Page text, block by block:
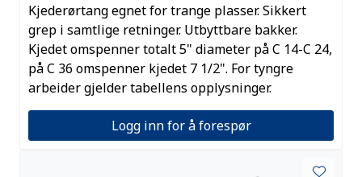
Kjederørtang egnet for trange plasser. Sikkert
grep i samtlige retninger. Utbyttbare bakker.
Kjedet omspenner totalt 5" diameter på C 14-C 24,
på C 36 omspenner kjedet 7 1/2". For tyngre
arbeider gjelder tabellens opplysninger.
Logg inn for å forespør